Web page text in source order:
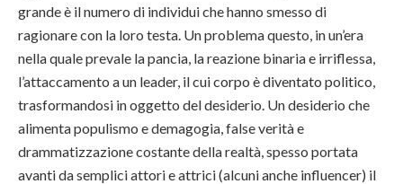
grande è il numero di individui che hanno smesso di
ragionare con la loro testa. Un problema questo, in un’era
nella quale prevale la pancia, la reazione binaria e irriflessa,
l’attaccamento a un leader, il cui corpo è diventato politico,
trasformandosi in oggetto del desiderio. Un desiderio che
alimenta populismo e demagogia, false verità e
drammatizzazione costante della realtà, spesso portata
avanti da semplici attori e attrici (alcuni anche influencer) il